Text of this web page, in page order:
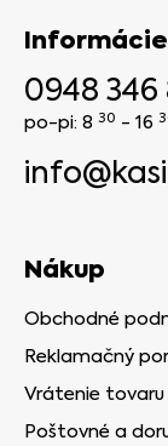
Informácie
0948 346
po-pi: 8 30 - 16
Nákup
Obchodné
Reklamačný
Vrátenie tovaru
Poštovné a